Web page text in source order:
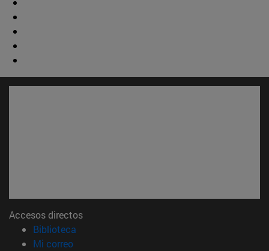
Accesos directos
Biblioteca
Mi correo(abre en nueva ventana)